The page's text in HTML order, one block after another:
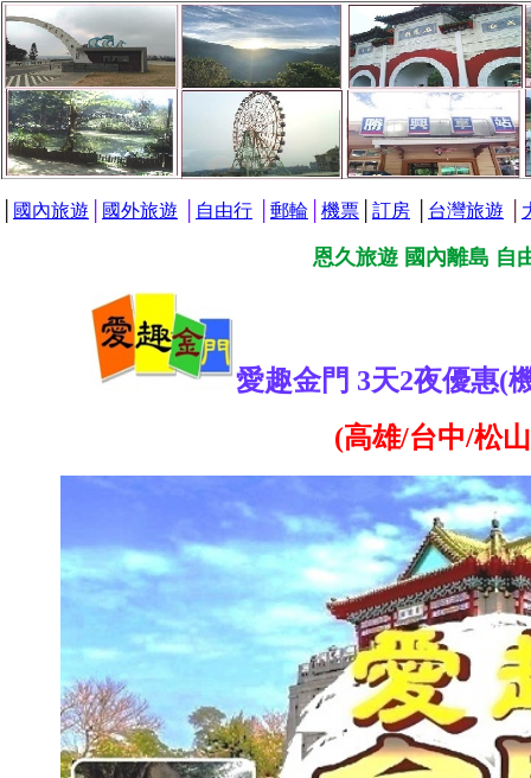
國內旅遊 國外旅遊 自由行 郵輪 機票 訂房 台灣旅遊
恩久旅遊 國內離島 自
愛趣金門 3天2夜優惠(
(高雄/台中/松